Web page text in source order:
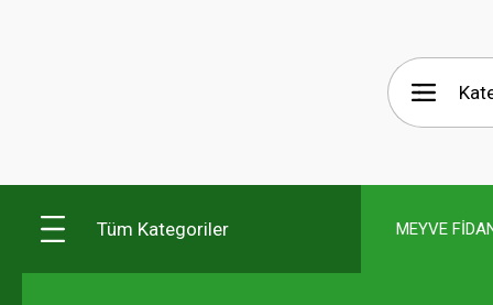
Tüm Kategoriler MEYVE